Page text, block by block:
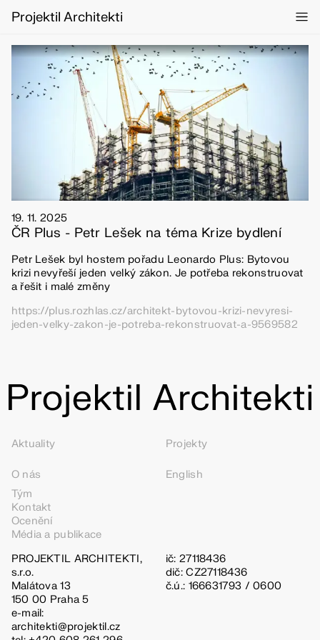
Projektil Architekti
19. 11. 2025
ČR Plus - Petr Lešek na téma Krize bydlení
Petr Lešek byl hostem pořadu Leonardo Plus: Bytovou
krizi nevyřeší jeden velký zákon. Je potřeba rekonstruovat
a řešit i malé změny
https://plus.rozhlas.cz/architekt-bytovou-krizi-nevyresi-
jeden-velky-zakon-je-potreba-rekonstruovat-a-9569582
Aktuality Projekty
O nás
Tým
Kontakt
Ocenění
Média a publikace
English
PROJEKTIL ARCHITEKTI,
s.r.o.
Malátova 13
150 00 Praha 5
e-mail:
architekti@projektil.cz
ič: 27118436
dič: CZ27118436
č.ú.: 166631793 / 0600